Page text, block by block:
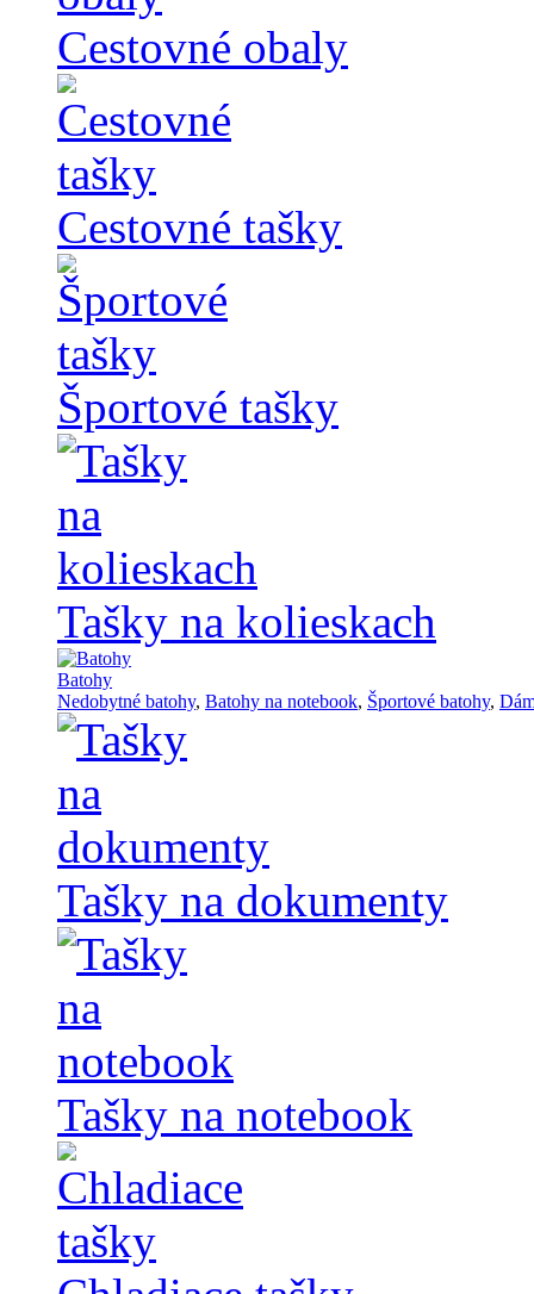
Cestovné obaly
Cestovné tašky
Športové tašky
Tašky na kolieskach
Batohy
Nedobytné batohy, Batohy na notebook, Športové batohy,
Tašky na dokumenty
Tašky na notebook